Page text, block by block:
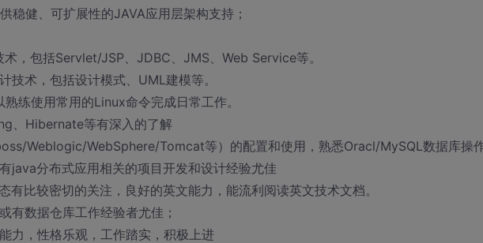
稳健、可扩展性的JAVA应用层架构支持；
，包括Servlet/JSP、JDBC、JMS、Web Service等。
技术，包括设计模式、UML建模等。
练使用常用的Linux命令完成日常工作。
、Hibernate等有深入的了解
Weblogic/WebSphere/Tomcat等）的配置和使用，熟悉Oracl/MySQL数据库操
java分布式应用相关的项目开发和设计经验尤佳
有比较密切的关注，良好的英文能力，能流利阅读英文技术文档。
有数据仓库工作经验者尤佳；
力，性格乐观，工作踏实，积极上进